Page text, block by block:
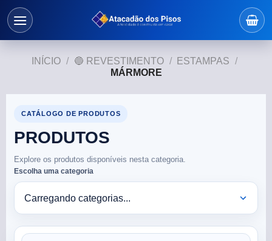
INÍCIO / 🔵 REVESTIMENTO / ESTAMPAS /
MÁRMORE
CATÁLOGO DE PRODUTOS
PRODUTOS
Explore os produtos disponíveis nesta categoria.
Escolha uma categoria